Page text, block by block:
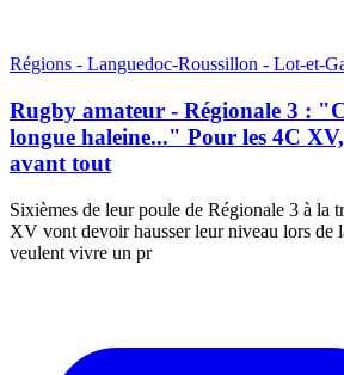
Régions - Languedoc-Roussillon - Lot-et-
Rugby amateur - Régionale 3 :
longue haleine..." Pour les 4C
avant tout
Sixièmes de leur poule de Régionale 3 à la
XV vont devoir hausser leur niveau lors de
veulent vivre un pr